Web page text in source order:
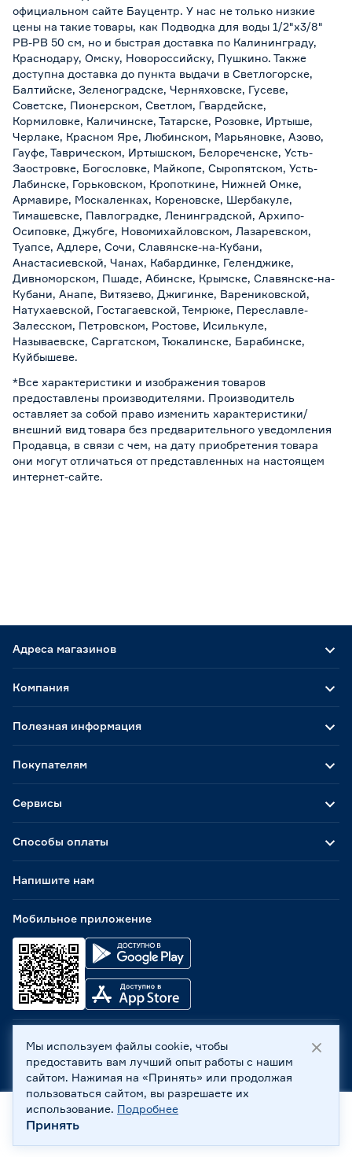
официальном сайте Бауцентр. У нас не только низкие
цены на такие товары, как Подводка для воды 1/2"х3/8"
РВ-РВ 50 см, но и быстрая доставка по Калининграду,
Краснодару, Омску, Новороссийску, Пушкино. Также
доступна доставка до пункта выдачи в Светлогорске,
Балтийске, Зеленоградске, Черняховске, Гусеве,
Советске, Пионерском, Светлом, Гвардейске,
Кормиловке, Каличинске, Татарске, Розовке, Иртыше,
Черлаке, Красном Яре, Любинском, Марьяновке, Азово,
Гауфе, Таврическом, Иртышском, Белореченске, Усть-
Заостровке, Богословке, Майкопе, Сыропятском, Усть-
Лабинске, Горьковском, Кропоткине, Нижней Омке,
Армавире, Москаленках, Кореновске, Шербакуле,
Тимашевске, Павлоградке, Ленинградской, Архипо-
Осиповке, Джубге, Новомихайловском, Лазаревском,
Туапсе, Адлере, Сочи, Славянске-на-Кубани,
Анастасиевской, Чанах, Кабардинке, Геленджике,
Дивноморском, Пшаде, Абинске, Крымске, Славянске-на-
Кубани, Анапе, Витязево, Джигинке, Варениковской,
Натухаевской, Гостагаевской, Темрюке, Переславле-
Залесском, Петровском, Ростове, Исилькуле,
Называевске, Саргатском, Тюкалинске, Барабинске,
Куйбышеве.
*Все характеристики и изображения товаров
предоставлены производителями. Производитель
оставляет за собой право изменить характеристики/
внешний вид товара без предварительного уведомления
Продавца, в связи с чем, на дату приобретения товара
они могут отличаться от представленных на настоящем
интернет-сайте.
Адреса магазинов
Способы оплаты
Мобильное приложение
Компания
Полезная информация
Покупателям
Сервисы
Напишите нам
ООО «Бауцентр Рус» 2004 -2026, 236029, г. Калининград,
ул. А.Невского, 205. ИНН 7702596813, КПП 390601001 ©
Все права защищены
Политика обработки персональных данных
Правовая информация
Охрана труда
Главная
Мы используем файлы cookie, чтобы
предоставить вам лучший опыт работы с нашим
сайтом. Нажимая на «Принять» или продолжая
пользоваться сайтом, вы разрешаете их
использование. Подробнее
Принять